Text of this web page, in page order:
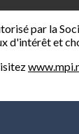
par la
d'intérêt et